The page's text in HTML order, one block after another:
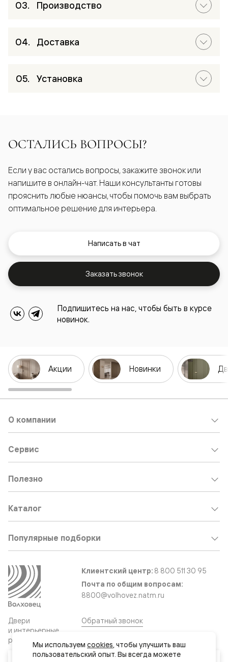
Производство
Доставка
Установка
ОСТАЛИСЬ ВОПРОСЫ?
Если у вас остались вопросы, закажите звонок или
напишите в онлайн-чат. Наши консультанты готовы
прояснить любые нюансы, чтобы помочь вам выбрать
оптимальное решение для интерьера.
Написать в чат
Заказать звонок
Подпишитесь на нас, чтобы быть в курсе
новинок.
Акции Новинки
Двери
и интерьерные
решения
О компании
Сервис
Полезно
Каталог
Популярные подборки
Клиентский центр: 8 800 511 30 95
Почта по общим вопросам:
8800@volhovez.natm.ru
Обратный звонок
Мы используем cookies, чтобы улучшить ваш
пользовательский опыт. Вы всегда можете